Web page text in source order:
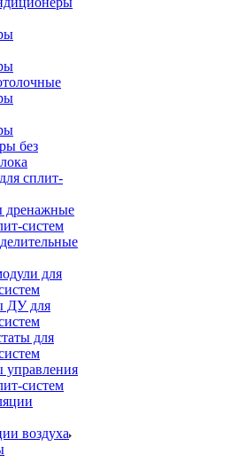
без
сплит-
систем
для
ДУ для
для
управления
систем
воздуха